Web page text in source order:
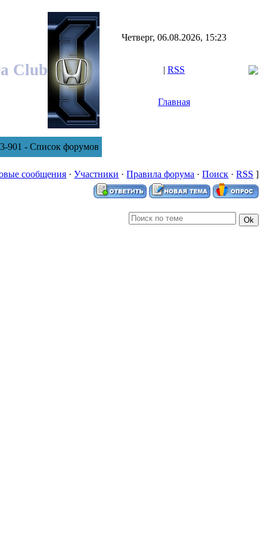
Club
Четверг, 06.08.2026, 15:23
| RSS
Главная
901 - Список форумов
сообщения ·Участники ·Правила форума ·Поиск ·RSS ]